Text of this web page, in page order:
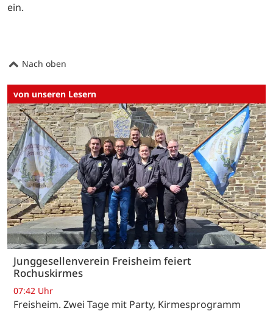
ein.
Nach oben
von unseren Lesern
Junggesellenverein Freisheim feiert
Rochuskirmes
07:42 Uhr
Freisheim. Zwei Tage mit Party, Kirmesprogramm